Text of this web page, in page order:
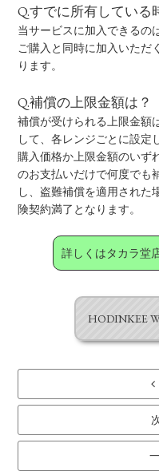
Q.すでに所有している
当サービスに加入できるの
ご購入と同時に加入いただ
ります。
Q.補償の上限金額は？
補償が受けられる上限金額
して、各レンジごとに設定
購入価格か上限金額のいず
のお支払いだけで何度でも
し、盗難補償を適用された
険契約満了となります。
詳しくはタカラ堂
HODINKEE